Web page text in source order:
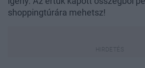
shoppingtúrára mehetsz!